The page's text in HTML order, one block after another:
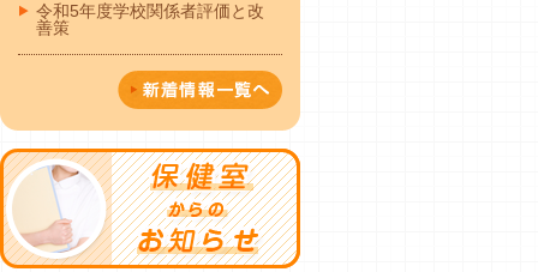
令和5年度学校関係者評価と改
善策